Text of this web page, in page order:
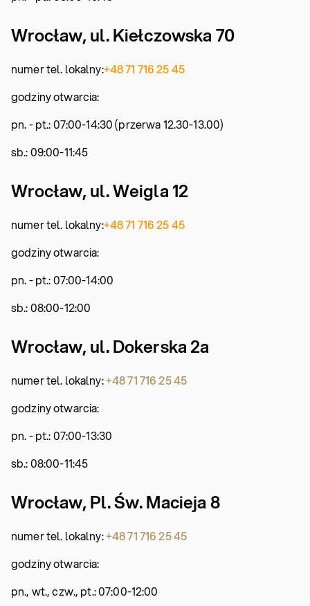
Wrocław, ul. Kiełczowska 70
numer tel. lokalny:+48 71 716 25 45
godziny otwarcia:
pn. - pt.: 07:00-14:30 (przerwa 12.30-13.00)
sb.: 09:00-11:45
Wrocław, ul. Weigla 12
numer tel. lokalny:+48 71 716 25 45
godziny otwarcia:
pn. - pt.: 07:00-14:00
sb.: 08:00-12:00
Wrocław, ul. Dokerska 2a
numer tel. lokalny:+48 71 716 25 45
godziny otwarcia:
pn. - pt.: 07:00-13:30
sb.: 08:00-11:45
Wrocław, Pl. Św. Macieja 8
numer tel. lokalny:+48 71 716 25 45
godziny otwarcia:
pn., wt., czw., pt.: 07:00-12:00